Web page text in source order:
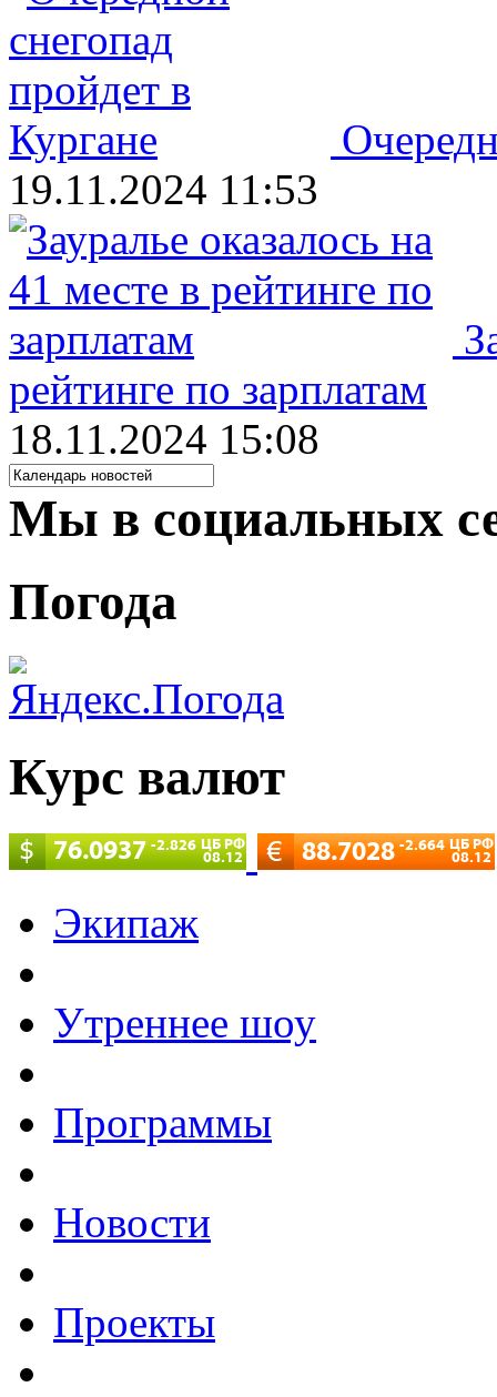
19.11.2024 11:53
рейтинге по зарплатам
18.11.2024 15:08
Мы в социальных
Погода
Курс валют
Экипаж
Утреннее шоу
Программы
Новости
Проекты